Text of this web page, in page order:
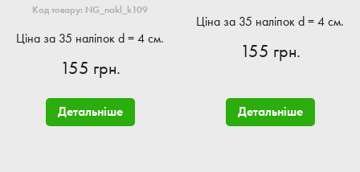
Код товару: NG_nakl_k109
Ціна за 35 наліпок d = 4 см.
155 грн.
Детальніше
Ціна за 35 наліпок d = 4 см.
155 грн.
Детальніше